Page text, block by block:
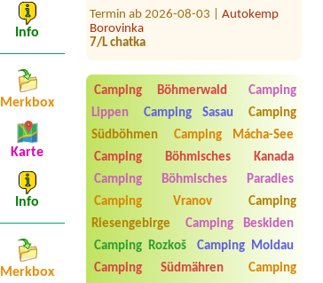
Borovinka
7/L chatka
Termin ab 2026-07-25 |
středisko LESÁK
6Lbungalov
Termin ab 2026-08-24 |Rybářský
2-3L karavan
Suchdol
chatka pro 2 osoby
Camping Böhmerwald
Camping
Lippen
Camping Sasau
Camping
Südböhmen
Camping Mácha-See
Camping Böhmisches Kanada
Camping Böhmisches Paradies
Camping Vranov
Camping
Riesengebirge
Camping Beskiden
Camping Rozkoš
Camping Moldau
Camping Südmähren
Camping
Info
Merkbox
Karte
Info
Merkbox